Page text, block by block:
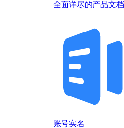
全面详尽的产品文档
账号实名